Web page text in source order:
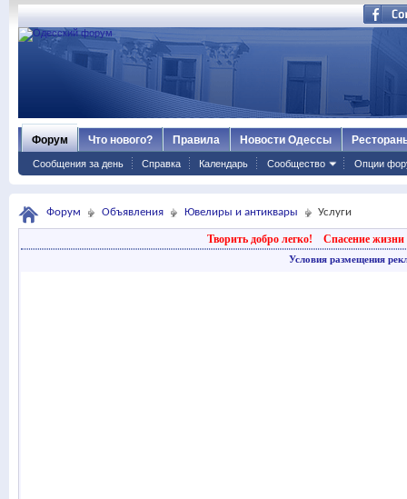
Форум
Сообщения за день Справка Календарь Сообщество Опции
Что нового? Правила Новости Одессы
Форум Объявления Ювелиры и антиквары Услуги
Творить добро легко! Спасение жизни
Условия размещения